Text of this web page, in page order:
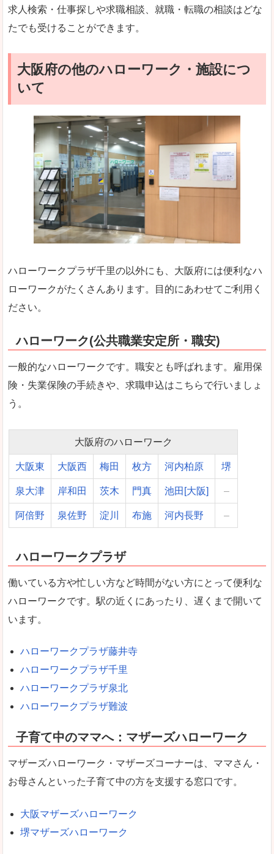
求人検索・仕事探しや求職相談、就職・転職の相談はどな
たでも受けることができます。
大阪府の他のハローワーク・施設につ
いて
ハローワークプラザ千里の以外にも、大阪府には便利なハ
ローワークがたくさんあります。目的にあわせてご利用く
ださい。
ハローワーク(公共職業安定所・職安)
一般的なハローワークです。職安とも呼ばれます。雇用保
険・失業保険の手続きや、求職申込はこちらで行いましょ
う。
大阪府のハローワーク
大阪東 大阪西 梅田 枚方 河内柏原 堺
泉大津 岸和田 茨木 門真 池田[大阪] –
阿倍野 泉佐野 淀川 布施 河内長野 –
ハローワークプラザ
働いている方や忙しい方など時間がない方にとって便利な
ハローワークです。駅の近くにあったり、遅くまで開いて
います。
ハローワークプラザ藤井寺
ハローワークプラザ千里
ハローワークプラザ泉北
ハローワークプラザ難波
子育て中のママへ：マザーズハローワーク
マザーズハローワーク・マザーズコーナーは、ママさん・
お母さんといった子育て中の方を支援する窓口です。
大阪マザーズハローワーク
堺マザーズハローワーク